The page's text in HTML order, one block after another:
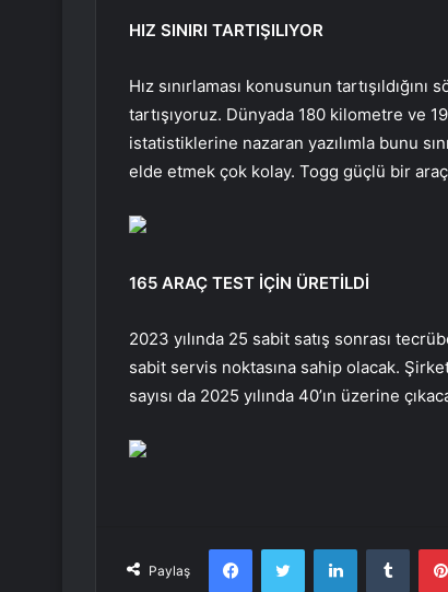
HIZ SINIRI TARTIŞILIYOR
Hız sınırlaması konusunun
tartışıyoruz. Dünyada 180 kilometre ve
istatistiklerine nazaran yazılımla bunu
elde etmek çok kolay. Togg güçlü bir
165 ARAÇ TEST İÇİN ÜRETİLDİ
2023 yılında 25 sabit satış sonrası
sabit servis noktasına sahip olacak.
sayısı da 2025 yılında 40’ın üzerine
Paylaş
FacebookTwitter LinkedIn